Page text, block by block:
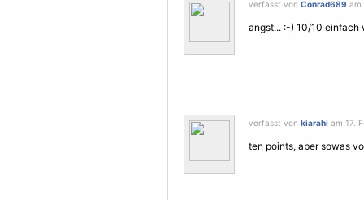
verfasst von Conrad689 am
angst... :-) 10/10 einfach
verfasst von kiarahi am 17.
ten points, aber sowas